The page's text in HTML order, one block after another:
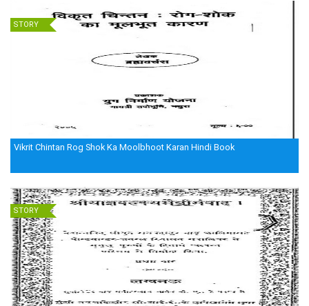
STORY
Vikrit Chintan Rog Shok Ka Moolbhoot Karan Hindi Book
STORY